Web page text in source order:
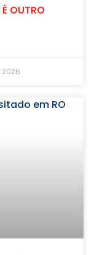
OUTRO
2026